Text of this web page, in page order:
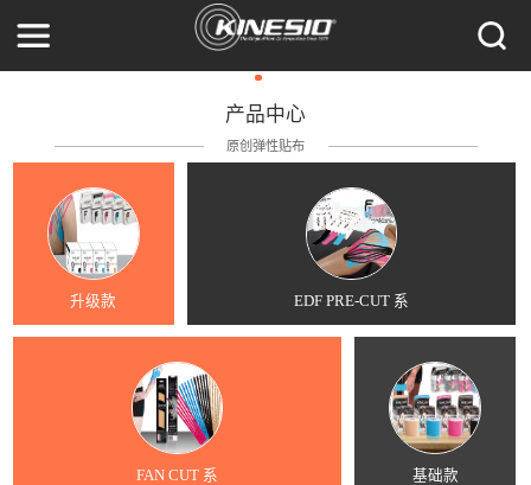
产品中心
原创弹性贴布
升级款 EDF PRE-CUT 系
FAN CUT 系 基础款